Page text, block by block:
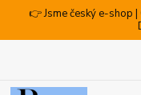
👉 Jsme český e-shop